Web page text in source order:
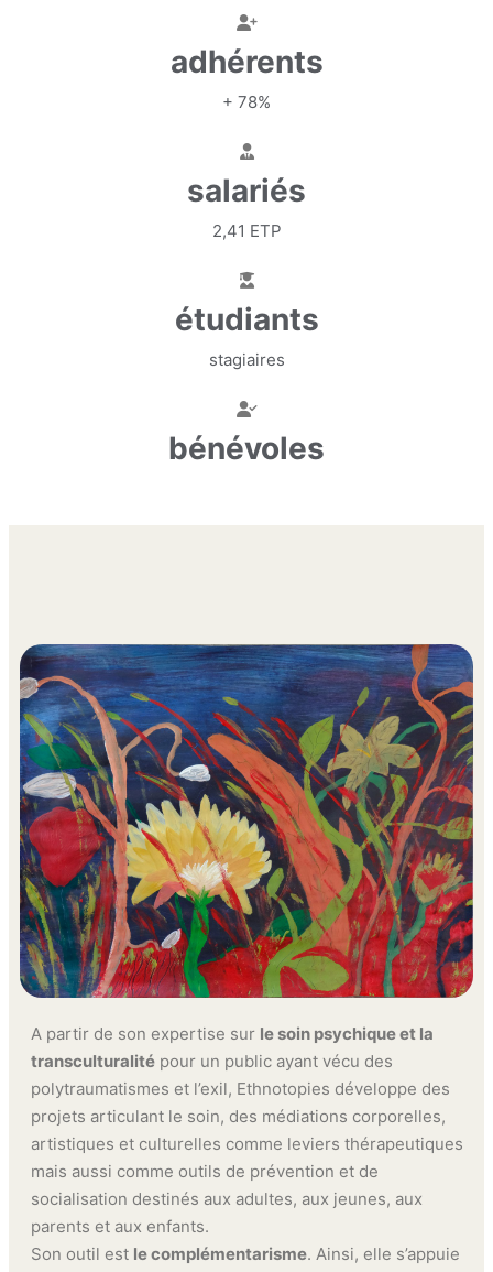
adhérents
+ 78%
salariés
2,41 ETP
étudiants
stagiaires
bénévoles
A partir de son expertise sur le soin psychique et la
transculturalité pour un public ayant vécu des
polytraumatismes et l’exil, Ethnotopies développe des
projets articulant le soin, des médiations corporelles,
artistiques et culturelles comme leviers thérapeutiques
mais aussi comme outils de prévention et de
socialisation destinés aux adultes, aux jeunes, aux
parents et aux enfants.
Son outil est le complémentarisme. Ainsi, elle s’appuie